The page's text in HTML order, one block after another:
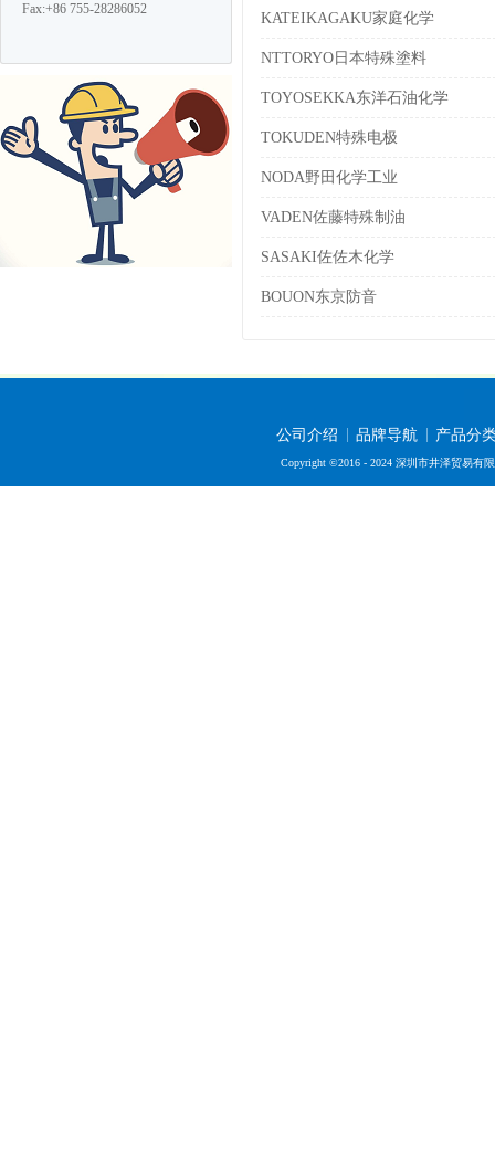
Fax:+86 755-28286052
KATEIKAGAKU家庭化学
NTTORYO日本特殊塗料
TOYOSEKKA东洋石油化学
TOKUDEN特殊电极
NODA野田化学工业
VADEN佐藤特殊制油
SASAKI佐佐木化学
BOUON东京防音
公司介绍 品牌导航 产品分
Copyright ©2016 - 2024 深圳市井泽贸易有